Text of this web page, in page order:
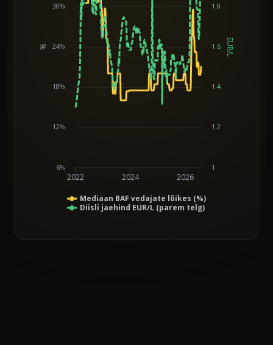
% EUR/L
Mediaan BAF vedajate lõikes (%)
Diisli jaehind EUR/L (parem telg)
2022 2024 2026
6%
12%
18%
24%
30%
1
1.2
1.4
1.6
1.8